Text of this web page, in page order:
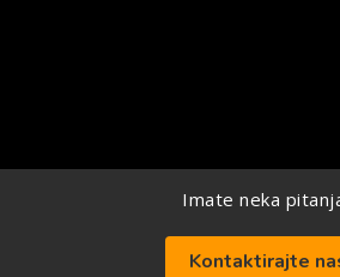
Imate neka
Kontaktirajte